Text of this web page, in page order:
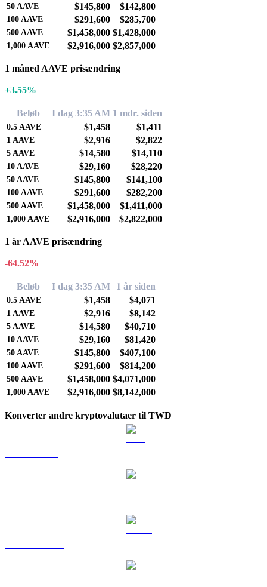
50 AAVE $145,800 $142,800
100 AAVE $291,600 $285,700
500 AAVE $1,458,000 $1,428,000
1,000 AAVE $2,916,000 $2,857,000
1 måned AAVE prisændring
+3.55%
Beløb I dag 3:35 AM 1 mdr. siden
0.5 AAVE $1,458 $1,411
1 AAVE $2,916 $2,822
5 AAVE $14,580 $14,110
10 AAVE $29,160 $28,220
50 AAVE $145,800 $141,100
100 AAVE $291,600 $282,200
500 AAVE $1,458,000 $1,411,000
1,000 AAVE $2,916,000 $2,822,000
1 år AAVE prisændring
-64.52%
Beløb I dag 3:35 AM 1 år siden
0.5 AAVE $1,458 $4,071
1 AAVE $2,916 $8,142
5 AAVE $14,580 $40,710
10 AAVE $29,160 $81,420
50 AAVE $145,800 $407,100
100 AAVE $291,600 $814,200
500 AAVE $1,458,000 $4,071,000
1,000 AAVE $2,916,000 $8,142,000
Konverter andre kryptovalutaer til TWD